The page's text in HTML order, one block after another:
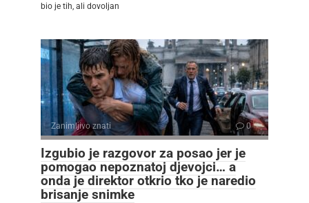
bio je tih, ali dovoljan
Zanimljivo znati 0
Izgubio je razgovor za posao jer je
pomogao nepoznatoj djevojci… a
onda je direktor otkrio tko je naredio
brisanje snimke